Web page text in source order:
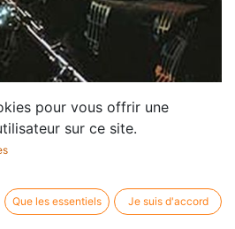
pour vous offrir une
sur ce site.
Que les essentiels Je suis d'accord